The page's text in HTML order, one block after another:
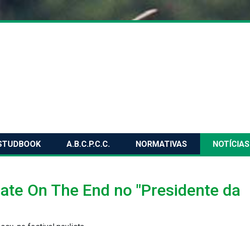
A.B.C.P.C.C. NORMATIVAS NOTÍCIAS
On The End no "Presidente da